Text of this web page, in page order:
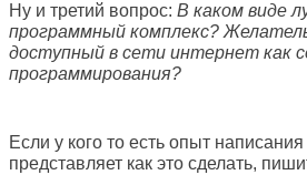
Ну и третий вопрос: В каком виде
программный комплекс?
доступный в сети интернет как
программирования?
Если у кого то есть опыт
представляет как это сделать,